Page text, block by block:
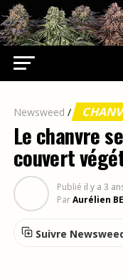
Newsweed /
Le chanvre
couvert
Publié il y a 3
ParAurélien
Suivre